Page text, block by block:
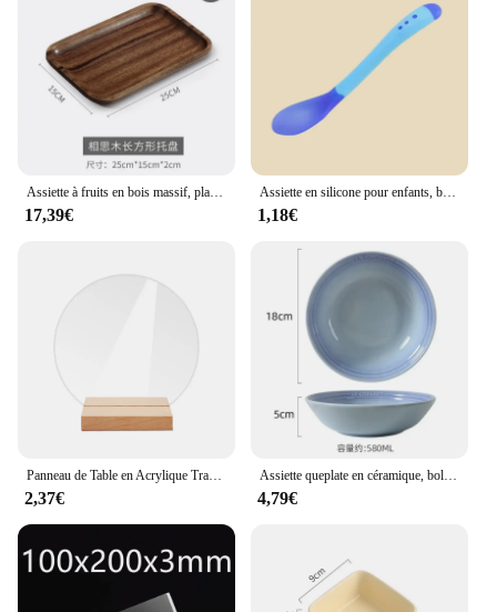
Assiette à fruits en bois massif, plateau à snacks, bol en bois massif, compartiment
17,39€
Assiette en silicone pour enfants, bol pour bébé, aspiration, sans BPA, alimentation, britware, plats à manger pour enfants
1,18€
Panneau de Table en Acrylique Transparent Vierge, Support de Réception, Plaque d'Affichage de Mariage, DIY, Nouveau
2,37€
Assiette queplate en céramique, bol à soupe en porcelaine de 7 pouces, plat à salade de dessert, assiette de service de cuisine, ustensiles de cuisine colorés
4,79€